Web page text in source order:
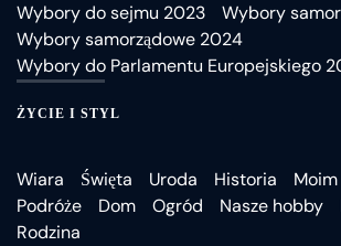
Wybory do sejmu 2023
Wybory
Wybory samorządowe 2024
Wybory do Parlamentu Europejskiego
ŻYCIE I STYL
Wiara Święta Uroda Historia
Podróże
Dom Ogród Nasze hobby
Rodzina